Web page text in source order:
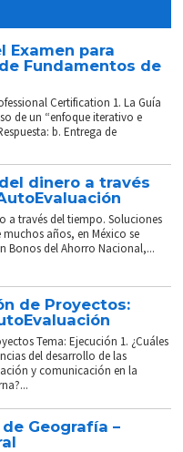
Examen para
Fundamentos de
Certification 1. La Guía
de un “enfoque iterativo e
b. Entrega de
dinero a través
a través del tiempo. Soluciones
años, en México se
Bonos del Ahorro Nacional,...
de Proyectos:
Tema: Ejecución 1. ¿Cuáles
del desarrollo de las
y comunicación en la
Geografía –